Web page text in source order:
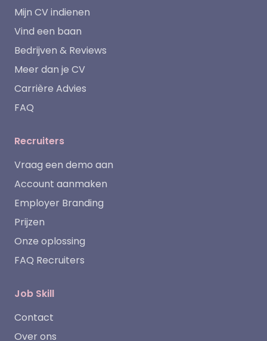
Mijn CV indienen
Vind een baan
Bedrijven & Reviews
Meer dan je CV
Carrière Advies
FAQ
Recruiters
Vraag een demo aan
Account aanmaken
Employer Branding
Prijzen
Onze oplossing
FAQ Recruiters
Job Skill
Contact
Over ons